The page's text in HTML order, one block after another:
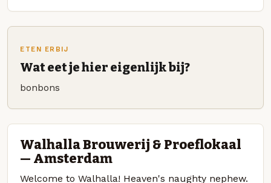
ETEN ERBIJ
Wat eet je hier eigenlijk bij?
bonbons
Walhalla Brouwerij & Proeflokaal
— Amsterdam
Welcome to Walhalla! Heaven's naughty nephew.